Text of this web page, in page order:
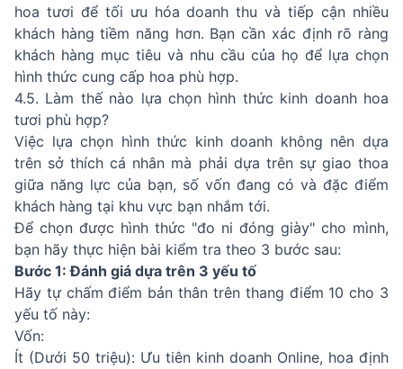
hoa tươi để tối ưu hóa doanh thu và tiếp cận nhiều
khách hàng tiềm năng hơn. Bạn cần xác định rõ ràng
khách hàng mục tiêu và nhu cầu của họ để lựa chọn
hình thức cung cấp hoa phù hợp.
4.5. Làm thế nào lựa chọn hình thức kinh doanh hoa
tươi phù hợp?
Việc lựa chọn hình thức kinh doanh không nên dựa
trên sở thích cá nhân mà phải dựa trên sự giao thoa
giữa năng lực của bạn, số vốn đang có và đặc điểm
khách hàng tại khu vực bạn nhắm tới.
Để chọn được hình thức "đo ni đóng giày" cho mình,
bạn hãy thực hiện bài kiểm tra theo 3 bước sau:
Bước 1: Đánh giá dựa trên 3 yếu tố
Hãy tự chấm điểm bản thân trên thang điểm 10 cho 3
yếu tố này:
Vốn:
Ít (Dưới 50 triệu): Ưu tiên kinh doanh Online, hoa định